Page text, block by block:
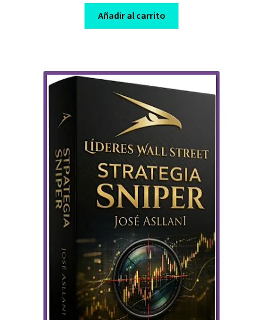
was:
$ 2.000,00.$ 25,00.
Añadir al carrito